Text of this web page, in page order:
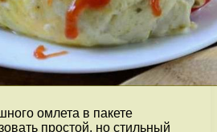
омлета в пакете
простой, но стильный